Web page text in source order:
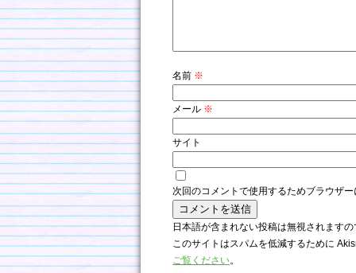
名前 ※
メール ※
サイト
次回のコメントで使用するためブラウザ
日本語が含まれない投稿は無視されます
このサイトはスパムを低減するために
ご覧ください。